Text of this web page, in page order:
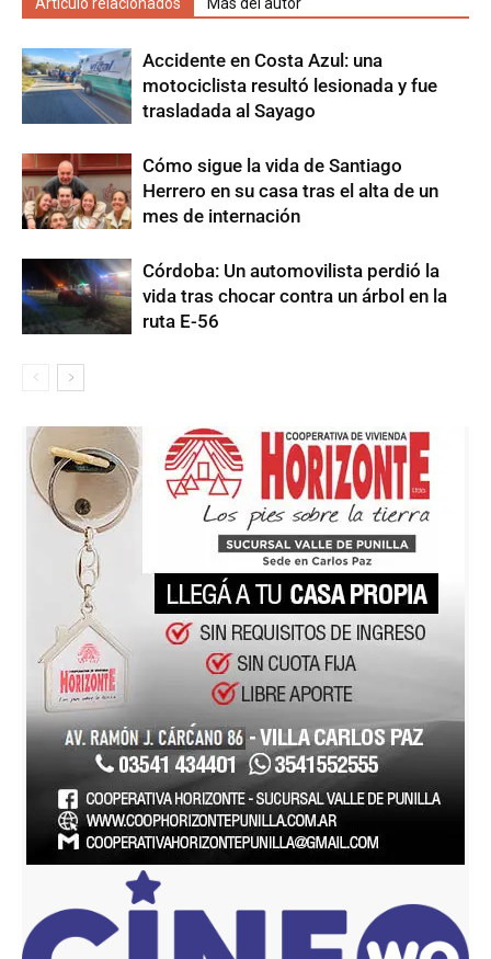
Artículo relacionados Más del autor
Accidente en Costa Azul: una
motociclista resultó lesionada y fue
trasladada al Sayago
Cómo sigue la vida de Santiago
Herrero en su casa tras el alta de un
mes de internación
Córdoba: Un automovilista perdió la
vida tras chocar contra un árbol en la
ruta E-56